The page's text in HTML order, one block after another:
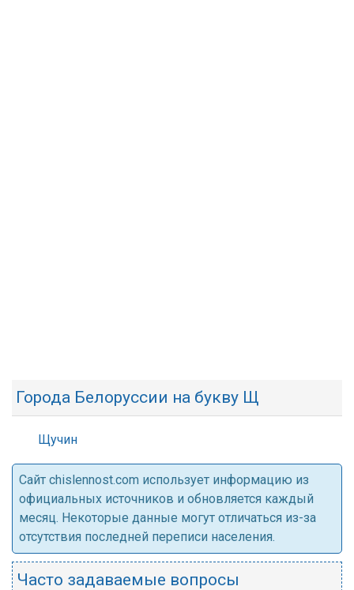
Города Белоруссии на букву Щ
Щучин
Cайт chislennost.com использует информацию из
официальных источников и обновляется каждый
месяц. Некоторые данные могут отличаться из-за
отсутствия последней переписи населения.
Часто задаваемые вопросы